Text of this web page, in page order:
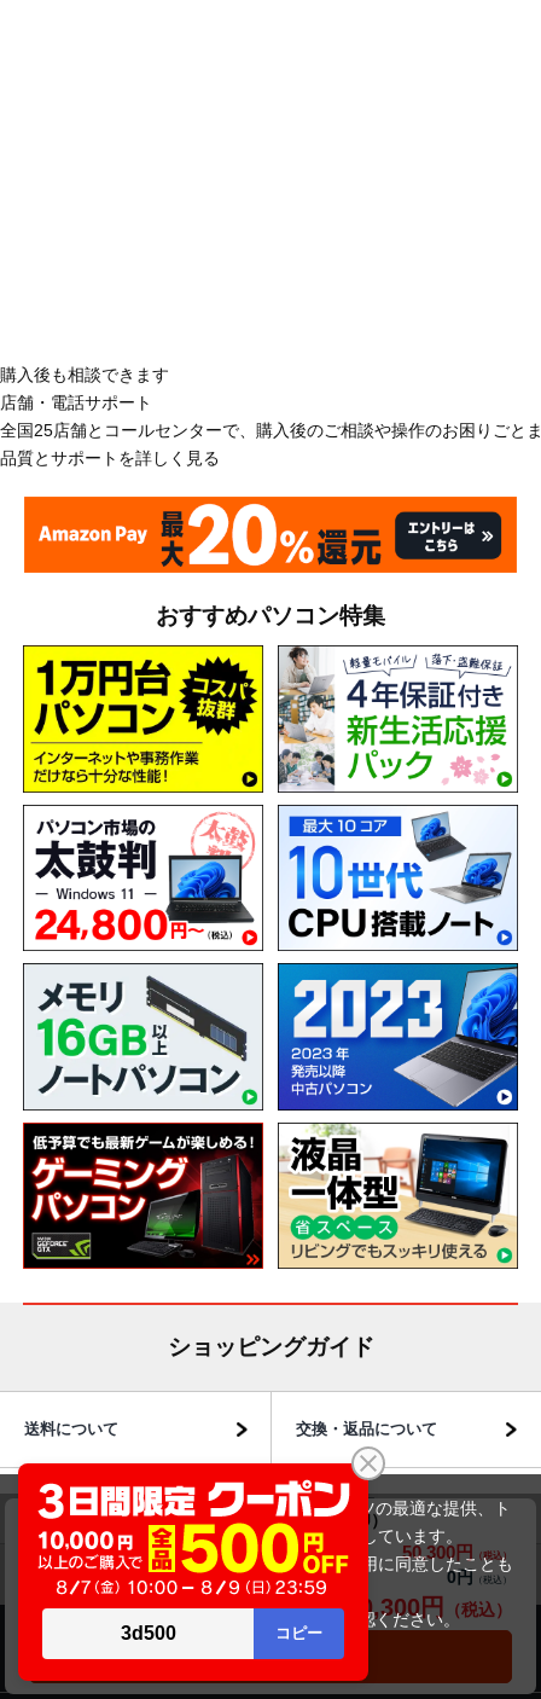
DELL Latitude 5320 P138G（第11世代CPU）
商品価格(税込) 50,300円
57,800円
オプション小計価格(税込)
0円
商品合計価格(税込)
50,300円
カートに入れる
購入後も相談できます
店舗・電話サポート
全国25店舗とコールセンターで、購入後のご相談や操作のお困りごと
品質とサポートを詳しく見る
おすすめパソコン特集
ショッピングガイド
送料について 交換・返品について
お届けについて 商品・保証について
商品のご案内
当サイトでは利用体験の向上およびコンテンツの最適な提供、ト
ラフィックの分析を目的としてCookieを使用しています。
サイトの閲覧を継続された場合、Cookieの利用に同意したことも
のといたします。
をご確認ください。
承諾する